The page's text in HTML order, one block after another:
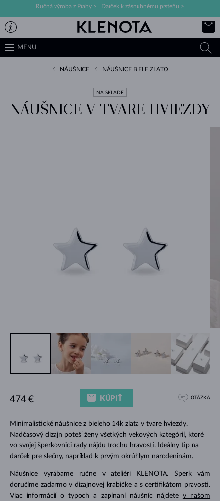
Ručná výroba z Prahy > Darček k zásnubnému prsteňu >
MENU
NÁUŠNICE NÁUŠNICE BIELE ZLATO
NA SKLADE
NÁUŠNICE V TVARE HVIEZDY
Minimalistické náušnice z bieleho 14k zlata v tvare hviezdy.
Nadčasový dizajn poteší ženy všetkých vekových kategórií, ktoré
vo svojej šperkovnici rady nájdu trochu hravosti. Ideálny tip na
darček pre slečny, napríklad k prvým okrúhlym narodeninám.
Náušnice vyrábame ručne v ateliéri KLENOTA. Šperk vám
doručíme zadarmo v dizajnovej krabičke a s certifikátom pravosti.
Viac informácií o typoch a zapínaní náušníc nájdete v našom
474 € KÚPIŤ OTÁZKA